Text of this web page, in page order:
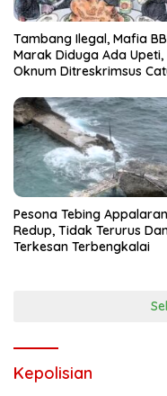
Tambang Ilegal, Mafia
Marak Diduga Ada Upeti,
Oknum Ditreskrimsus
Pesona Tebing
Redup, Tidak Terurus
Terkesan Terbengkalai
Kepolisian